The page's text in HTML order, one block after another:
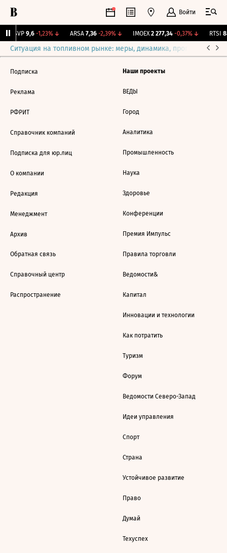
Войти
BISVP 9,6 -1,23%↓ ARSA 7,36 -2,39%↓ IMOEX 2 277,34 -0,37%↓ RTSI
Ситуация на топливном рынке: меры, динамика, прогнозы
Подписка
Реклама
РФРИТ
Справочник компаний
Подписка для юр.лиц
О компании
Редакция
Менеджмент
Архив
Обратная связь
Справочный центр
Распространение
Наши проекты
ВЕДЫ
Город
Аналитика
Промышленность
Наука
Здоровье
Конференции
Премия Импульс
Правила торговли
Ведомости&
Капитал
Инновации и технологии
Как потратить
Туризм
Форум
Ведомости Северо-Запад
Идеи управления
Спорт
Страна
Устойчивое развитие
Право
Думай
Техуспех